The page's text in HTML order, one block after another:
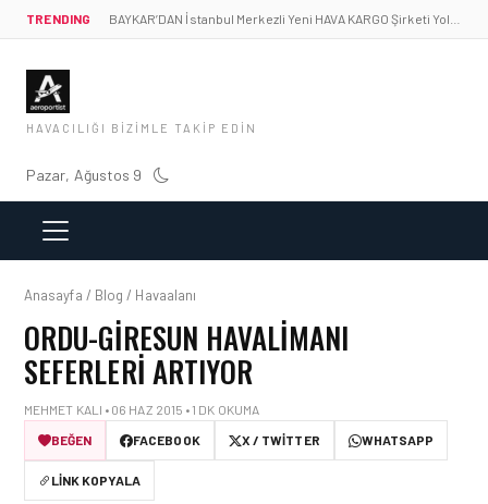
TRENDING
HAVACILIĞI BIZIMLE TAKIP EDIN
Pazar, Ağustos 9
Anasayfa / Blog / Havaalanı
ORDU-GIRESUN HAVALIMANI
SEFERLERI ARTIYOR
MEHMET KALI • 06 HAZ 2015 • 1 DK OKUMA
BEĞEN
FACEBOOK X / TWITTER WHATSAPP
LINK KOPYALA